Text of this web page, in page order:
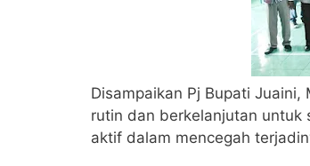
Disampaikan Pj Bupati
rutin dan berkelanjutan untuk
aktif dalam mencegah